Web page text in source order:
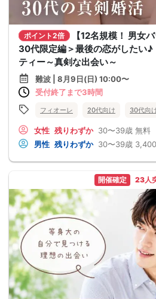
ポイント2倍
【12名規模！ 男女
30代限定編＞最後の恋がしたい♪
ティー～真剣な出会い～
難波 | 8月9日(日) 10:00〜
受付終了まで3時間
フィオーレ 20代向け 30代向
女性 残りわずか 30〜39歳 無料
男性 残りわずか 30〜39歳
開催確定 23人